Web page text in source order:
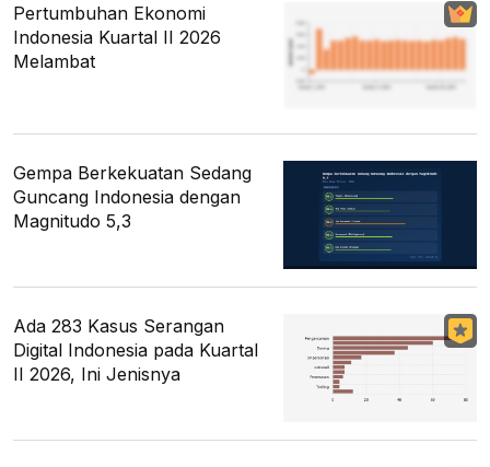
Pertumbuhan Ekonomi
Indonesia Kuartal II 2026
Melambat
Gempa Berkekuatan Sedang
Guncang Indonesia dengan
Magnitudo 5,3
Ada 283 Kasus Serangan
Digital Indonesia pada Kuartal
II 2026, Ini Jenisnya